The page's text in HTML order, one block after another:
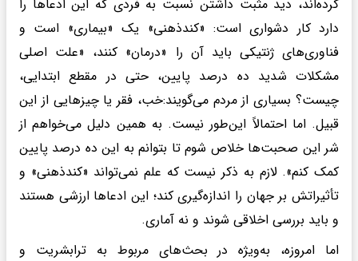
کرده‌اند، دید مثبت داشتن نسبت به فردی که این ادعاها را
دارد کار دشواری است: «کندذهنی» یک «بیماری» است و
فناوری‌های ژنتیکی باید آن را «درمان» کنند، «علت اصلی
مشکلات شدید ده درصد پایین، حتی در مقطع ابتدایی،
چیست؟ بسیاری از مردم می‌گویند:خب، فقر یا چیزهایی از این
قبیل. اما احتمالاً این‌طور نیست. به همین دلیل می‌خواهم از
شر این صحبت‌ها خلاص شوم تا بتوانم به این ده درصد پایین
کمک کنم». لازم به ذکر نیست که علم نمی‌تواند «کندذهنی» و
تأثیراتش بر جهان را اندازه‌گیری کند؛ این ادعاها ارزشی هستند
و باید بررسی اخلاقی شوند و نه آماری.
اما امروزه، به‌ویژه در بحث‌های مربوط به ترابشریت و